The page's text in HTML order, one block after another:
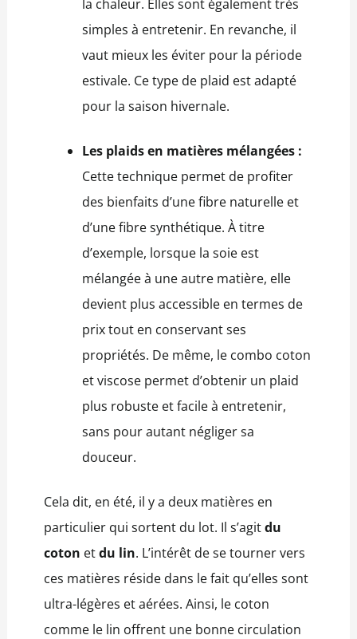
la chaleur. Elles sont également très
simples à entretenir. En revanche, il
vaut mieux les éviter pour la période
estivale. Ce type de plaid est adapté
pour la saison hivernale.
Les plaids en matières mélangées :
Cette technique permet de profiter
des bienfaits d’une fibre naturelle et
d’une fibre synthétique. À titre
d’exemple, lorsque la soie est
mélangée à une autre matière, elle
devient plus accessible en termes de
prix tout en conservant ses
propriétés. De même, le combo coton
et viscose permet d’obtenir un plaid
plus robuste et facile à entretenir,
sans pour autant négliger sa
douceur.
Cela dit, en été, il y a deux matières en
particulier qui sortent du lot. Il s’agitdu
coton etdu lin. L’intérêt de se tourner vers
ces matières réside dans le fait qu’elles sont
ultra-légères et aérées. Ainsi, le coton
comme le lin offrent une bonne circulation